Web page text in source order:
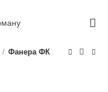
Фанера ФК